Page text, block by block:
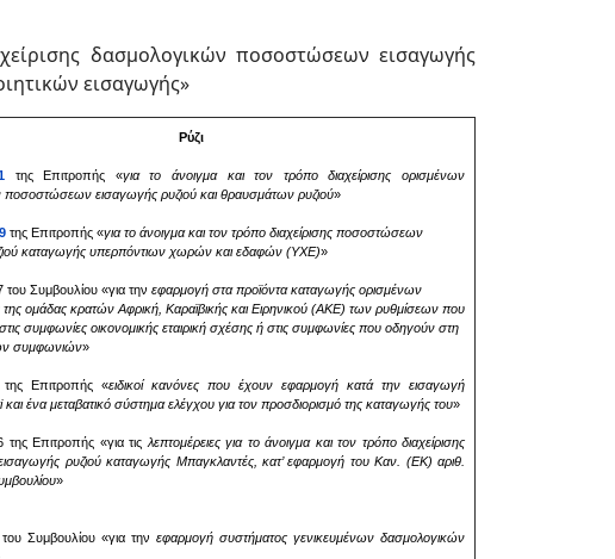
δασμολογικών ποσοστώσεων εισαγωγής
εισαγωγής»
Ρύζι
της Επιτροπής «για το
άνοιγμα και τον τρόπο διαχείρισης ορισμένων
εισαγωγής ρυζιού και θραυσμάτων ρυζιού»
της Επιτροπής «για το άνοιγμα και τον τρόπο διαχείρισης ποσοστώσεων
καταγωγής υπερπόντιων χωρών και εδαφών (ΥΧΕ)»
Συμβουλίου «για την εφαρμογή στα προϊόντα καταγωγής ορισμένων
ομάδας κρατών Αφρική, Καραϊβικής και Ειρηνικού (ΑΚΕ) των ρυθμίσεων που
συμφωνίες οικονομικής εταιρική σχέσης ή στις συμφωνίες που οδηγούν στη
συμφωνιών»
Επιτροπής «ειδικοί κανόνες που έχουν εφαρμογή κατά την εισαγωγή
και ένα μεταβατικό σύστημα ελέγχου για τον προσδιορισμό της καταγωγής του»
Επιτροπής «για τις λεπτομέρειες για το άνοιγμα και τον τρόπο διαχείρισης
ρυζιού καταγωγής Μπαγκλαντές, κατ’ εφαρμογή του Καν. (ΕΚ) αριθ.
»
Συμβουλίου «για την εφαρμογή συστήματος γενικευμένων δασμολογικών